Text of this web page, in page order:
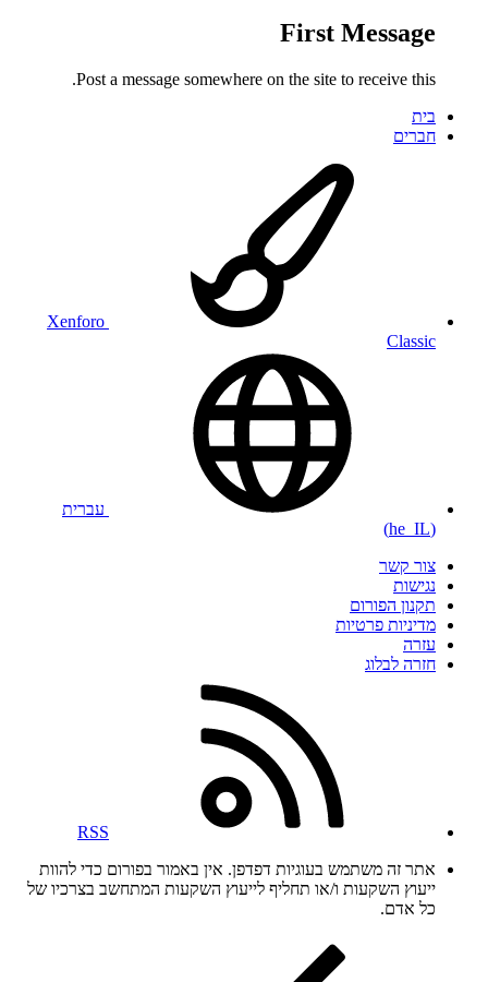
First Message
Post a message somewhere on the site to receive this.
בית
חברים
Xenforo
Classic
עברית
(he_IL)
צור קשר
נגישות
תקנון הפורום
מדיניות פרטיות
עזרה
חזרה לבלוג
RSS
אתר זה משתמש בעוגיות דפדפן. אין באמור בפורום כדי להוות
ייעוץ השקעות ו/או תחליף לייעוץ השקעות המתחשב בצרכיו של
כל אדם.